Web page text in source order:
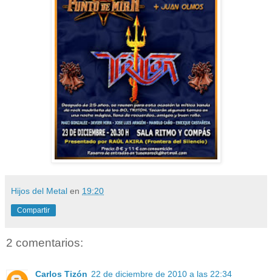
Hijos del Metal en 19:20
Compartir
2 comentarios:
Carlos Tizón 22 de diciembre de 2010 a las 22:34